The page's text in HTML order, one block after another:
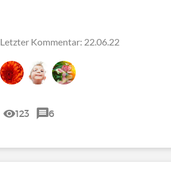
Letzter Kommentar: 22.06.22
123 6